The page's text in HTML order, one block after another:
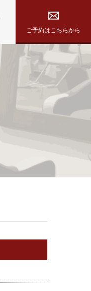
ご予約はこちらから